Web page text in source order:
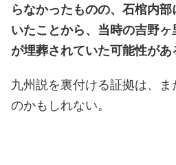
らなかったものの、石棺内
いたことから、当時の吉野
が埋葬されていた可能性があ
九州説を裏付ける証拠は、
のかもしれない。